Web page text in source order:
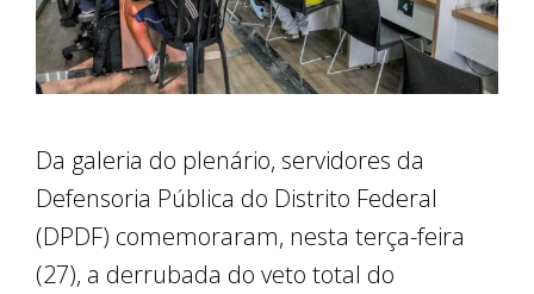
Da galeria do plenário, servidores da
Defensoria Pública do Distrito Federal
(DPDF) comemoraram, nesta terça-feira
(27), a derrubada do veto total do